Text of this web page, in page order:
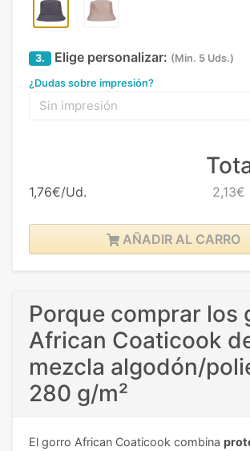
3. Elige personalizar: (Min. 5 Uds.)
¿Dudas sobre impresión?
Sin impresión
1,76€/Ud. 2,13€
AÑADIR AL CARRO
Porque comprar los
African Coaticook
mezcla algodón/
280 g/m²
El gorro African Coaticook combina